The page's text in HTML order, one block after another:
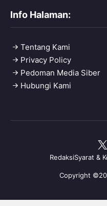
Info Halaman:
Tentang Kami
Privacy Policy
Pedoman Media Siber
Hubungi Kami
Copyright
RedaksiSyarat &
X